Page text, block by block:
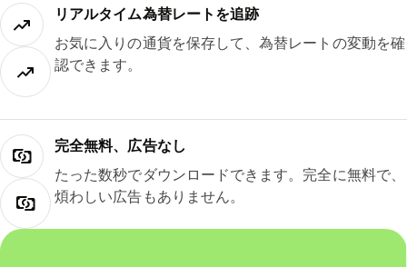
リアルタイム為替レートを追跡
お気に入りの通貨を保存して、為替レートの変動を確
認できます。
完全無料、広告なし
たった数秒でダウンロードできます。完全に無料で、
煩わしい広告もありません。